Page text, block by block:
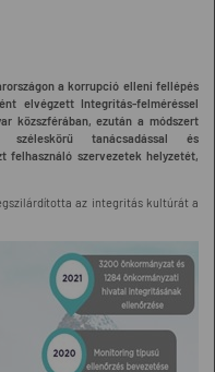
a korrupció elleni fellépés
elvégzett Integritás-felméréssel
közszférában, ezután a módszert
széleskörű tanácsadással és
felhasználó szervezetek helyzetét,
az integritás kultúrát a